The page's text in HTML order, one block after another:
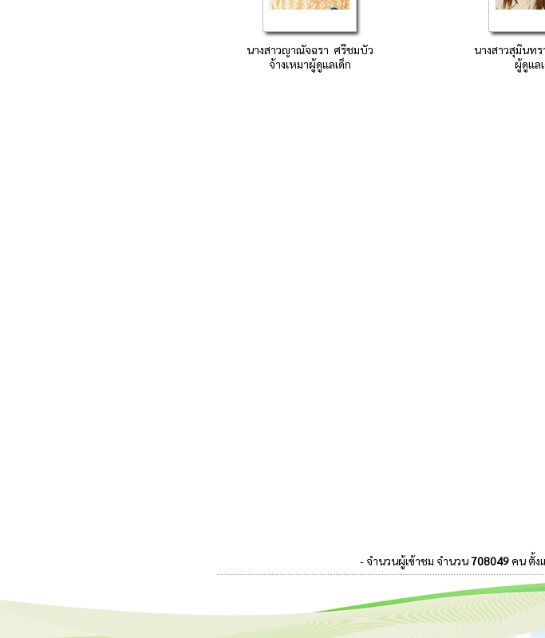
นางสาวญาณัจฉรา ศรีชมบัว นางสาวสุมินท
จ้างเหมาผู้ดูแลเด็ก
ผู้ดูแล
- จำนวนผู้เข้าชม จำนวน708049 คน ตั้ง